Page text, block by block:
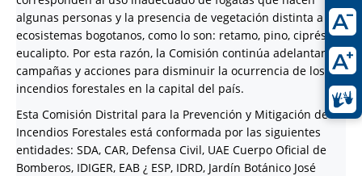
algunas personas y la presencia de vegetación distinta a los
ecosistemas bogotanos, como lo son: retamo, pino, ciprés y
eucalipto. Por esta razón, la Comisión continúa adelantando
campañas y acciones para disminuir la ocurrencia de los
incendios forestales en la capital del país.
Esta Comisión Distrital para la Prevención y Mitigación de
Incendios Forestales está conformada por las siguientes
entidades: SDA, CAR, Defensa Civil, UAE Cuerpo Oficial de
Bomberos, IDIGER, EAB ¿ ESP, IDRD, Jardín Botánico José